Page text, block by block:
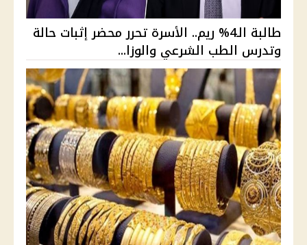
طالبة الـ4% ريم.. الأسرة تحرر محضر إثبات حالة
وتدرس الطب الشرعي والوزا...